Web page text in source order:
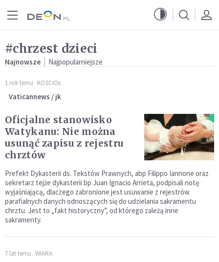
#chrzest dzieci
Najnowsze Najpopularniejsze
1 rok temu KOŚCIÓŁ
Vaticannews / jk
Oficjalne stanowisko
Watykanu: Nie można
usunąć zapisu z rejestru
chrztów
Prefekt Dykasterii ds. Tekstów Prawnych, abp Filippo Iannone oraz
sekretarz tejże dykasterii bp Juan Ignacio Arrieta, podpisali notę
wyjaśniającą, dlaczego zabronione jest usuwanie z rejestrów
parafialnych danych odnoszących się do udzielania sakramentu
chrztu. Jest to „fakt historyczny”, od którego zależą inne
sakramenty.
7 lat temu WIARA